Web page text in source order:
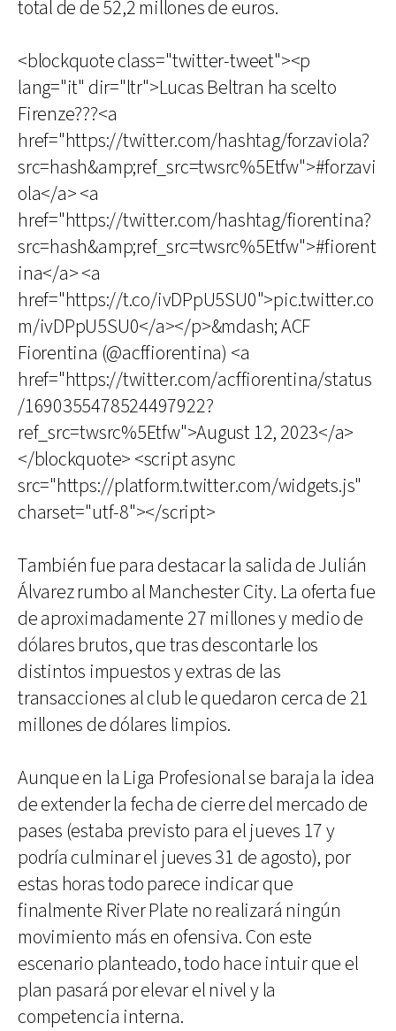
total de de 52,2 millones de euros.
<blockquote class="twitter-tweet"><p
lang="it" dir="ltr">Lucas Beltran ha scelto
Firenze???<a
href="https://twitter.com/hashtag/forzaviola?
src=hash&amp;ref_src=twsrc%5Etfw">#forzavi
ola</a> <a
href="https://twitter.com/hashtag/fiorentina?
src=hash&amp;ref_src=twsrc%5Etfw">#fiorent
ina</a> <a
href="https://t.co/ivDPpU5SU0">pic.twitter.co
m/ivDPpU5SU0</a></p>&mdash; ACF
Fiorentina (@acffiorentina) <a
href="https://twitter.com/acffiorentina/status
/1690355478524497922?
ref_src=twsrc%5Etfw">August 12, 2023</a>
</blockquote> <script async
src="https://platform.twitter.com/widgets.js"
charset="utf-8"></script>
También fue para destacar la salida de Julián
Álvarez rumbo al Manchester City. La oferta fue
de aproximadamente 27 millones y medio de
dólares brutos, que tras descontarle los
distintos impuestos y extras de las
transacciones al club le quedaron cerca de 21
millones de dólares limpios.
Aunque en la Liga Profesional se baraja la idea
de extender la fecha de cierre del mercado de
pases (estaba previsto para el jueves 17 y
podría culminar el jueves 31 de agosto), por
estas horas todo parece indicar que
finalmente River Plate no realizará ningún
movimiento más en ofensiva. Con este
escenario planteado, todo hace intuir que el
plan pasará por elevar el nivel y la
competencia interna.